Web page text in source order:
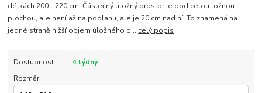
délkách 200 - 220 cm. Částečný úložný prostor je pod celou ložnou
plochou, ale není až na podlahu, ale je 20 cm nad ní. To znamená na
jedné straně nižší objem úložného p... celý popis
Dostupnost
4 týdny
Rozměr